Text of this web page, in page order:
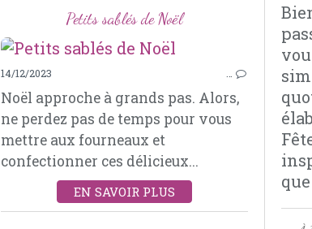
Petits sablés de Noël
14/12/2023
Noël approche à grands pas. Alors,
ne perdez pas de temps pour vous
mettre aux fourneaux et
confectionner ces délicieux...
EN SAVOIR PLUS
BISCUITS
AMANDES
POUDRE D’AMANDES
MIEL
VIN BLANC
PASTIS